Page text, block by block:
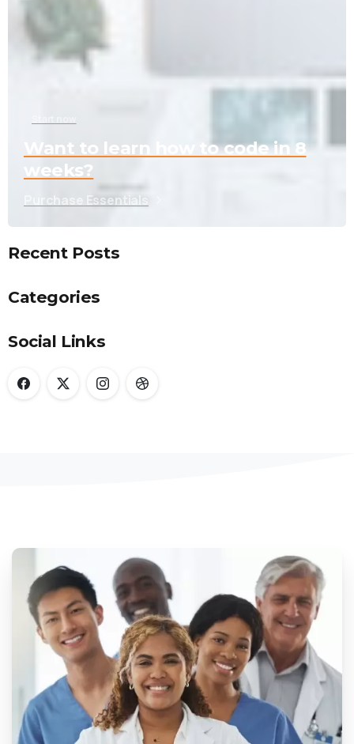
Want to learn how to code in 8
weeks?
Purchase Essentials
Recent Posts
Categories
Social Links